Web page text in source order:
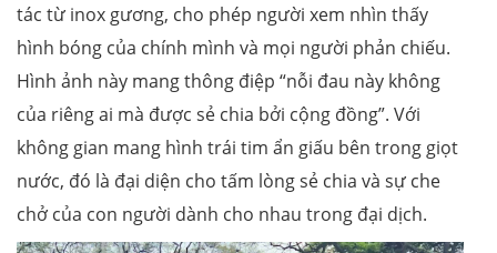
tác từ inox gương, cho phép người xem nhìn thấy
hình bóng của chính mình và mọi người phản chiếu.
Hình ảnh này mang thông điệp “nỗi đau này không
của riêng ai mà được sẻ chia bởi cộng đồng”. Với
không gian mang hình trái tim ẩn giấu bên trong giọt
nước, đó là đại diện cho tấm lòng sẻ chia và sự che
chở của con người dành cho nhau trong đại dịch.